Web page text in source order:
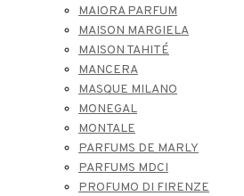
MAIORA PARFUM
MAISON MARGIELA
MAISON TAHITÉ
MANCERA
MASQUE MILANO
MONEGAL
MONTALE
PARFUMS DE MARLY
PARFUMS MDCI
PROFUMO DI FIRENZE